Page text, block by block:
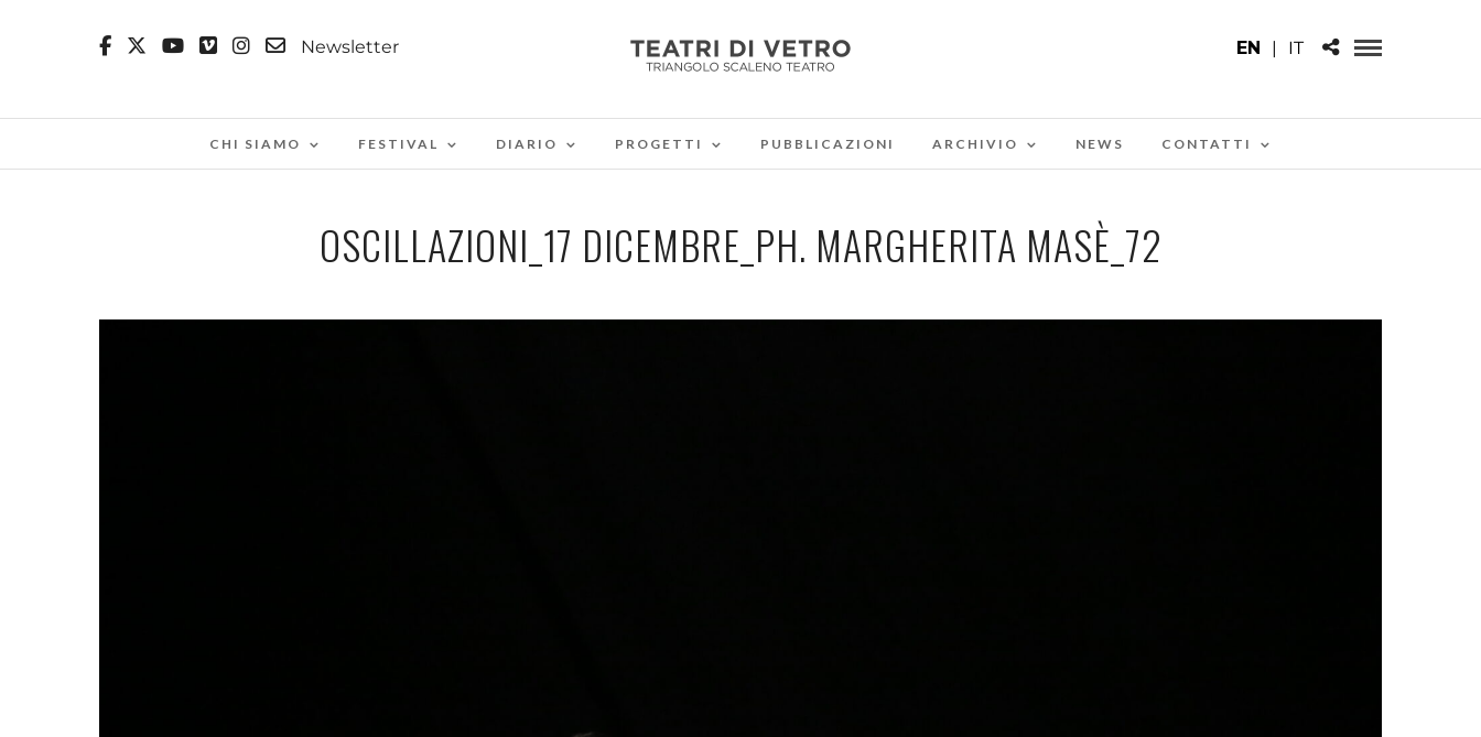
Newsletter EN | IT
CHI SIAMO FESTIVAL DIARIO PROGETTI PUBBLICAZIONI ARCHIVIO NEWS CONTATTI
OSCILLAZIONI_17 DICEMBRE_PH. MARGHERITA MASÈ_72